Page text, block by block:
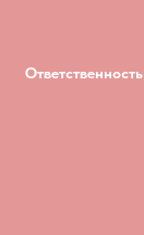
Ответственность